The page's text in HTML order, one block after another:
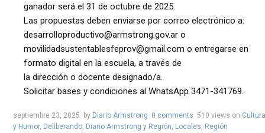
ganador será el 31 de octubre de 2025.
Las propuestas deben enviarse por correo electrónico a:
desarrolloproductivo@armstrong.gov.ar o
movilidadsustentablesfeprov@gmail.com o entregarse en
formato digital en la escuela, a través de
la dirección o docente designado/a.
Solicitar bases y condiciones al WhatsApp 3471-341769.
septiembre 23, 2025 by Diario Armstrong 0 comments 510 views on Cultura
y Humor, Deliberando, Diario Armstrong y Región, Locales, Región